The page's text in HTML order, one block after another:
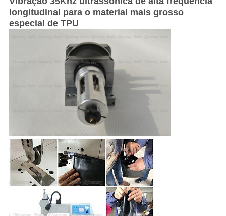
longitudinal para o material mais grosso
especial de TPU